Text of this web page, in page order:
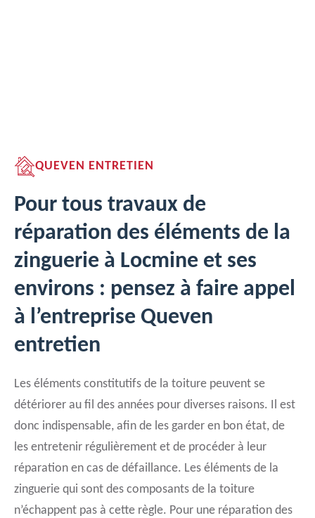
QUEVEN ENTRETIEN
Pour tous travaux de
réparation des éléments de la
zinguerie à Locmine et ses
environs : pensez à faire appel
à l’entreprise Queven
entretien
Les éléments constitutifs de la toiture peuvent se
détériorer au fil des années pour diverses raisons. Il est
donc indispensable, afin de les garder en bon état, de
les entretenir régulièrement et de procéder à leur
réparation en cas de défaillance. Les éléments de la
zinguerie qui sont des composants de la toiture
n’échappent pas à cette règle. Pour une réparation des